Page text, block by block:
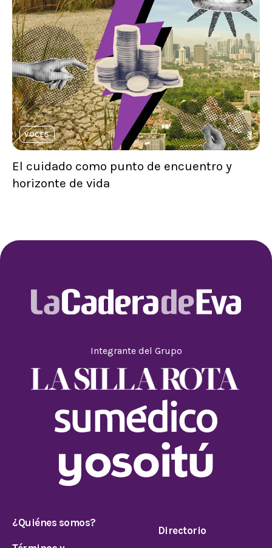
VOCES
El cuidado como punto de encuentro y
horizonte de vida
Integrante del Grupo
¿Quiénes somos?
Directorio